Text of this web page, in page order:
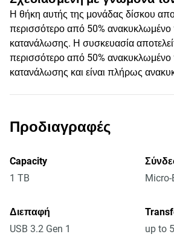
Η θήκη αυτής της μονάδας δίσκου
περισσότερο από 50%
κατανάλωσης. Η συσκευασία
περισσότερο από 50%
κατανάλωσης και είναι πλήρως
Προδιαγραφές
Capacity
1 TB
Micro-
Διεπαφή
USB 3.2 Gen 1
up to